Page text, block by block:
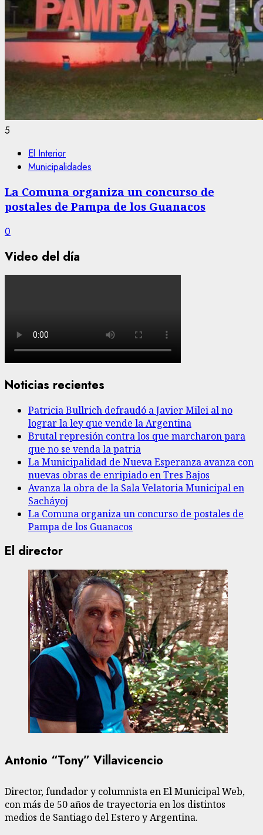
5
El Interior
Municipalidades
La Comuna organiza un concurso de
postales de Pampa de los Guanacos
0
Video del día
Noticias recientes
Patricia Bullrich defraudó a Javier Milei al no
lograr la ley que vende la Argentina
Brutal represión contra los que marcharon para
que no se venda la patria
La Municipalidad de Nueva Esperanza avanza con
nuevas obras de enripiado en Tres Bajos
Avanza la obra de la Sala Velatoria Municipal en
Sacháyoj
La Comuna organiza un concurso de postales de
Pampa de los Guanacos
El director
Antonio “Tony” Villavicencio
Director, fundador y columnista en El Municipal Web,
con más de 50 años de trayectoria en los distintos
medios de Santiago del Estero y Argentina.